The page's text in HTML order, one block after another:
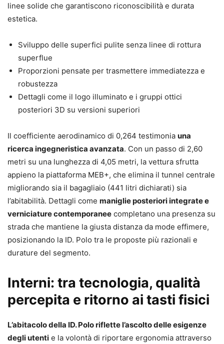
linee solide che garantiscono riconoscibilità e durata
estetica.
Sviluppo delle superfici pulite senza linee di rottura
superflue
Proporzioni pensate per trasmettere immediatezza e
robustezza
Dettagli come il logo illuminato e i gruppi ottici
posteriori 3D su versioni superiori
Il coefficiente aerodinamico di 0,264 testimonia una
ricerca ingegneristica avanzata. Con un passo di 2,60
metri su una lunghezza di 4,05 metri, la vettura sfrutta
appieno la piattaforma MEB+, che elimina il tunnel centrale
migliorando sia il bagagliaio (441 litri dichiarati) sia
l’abitabilità. Dettagli come maniglie posteriori integrate e
verniciature contemporanee completano una presenza su
strada che mantiene la giusta distanza da mode effimere,
posizionando la ID. Polo tra le proposte più razionali e
durature del segmento.
Interni: tra tecnologia, qualità
percepita e ritorno ai tasti fisici
L’abitacolo della ID. Polo riflette l’ascolto delle esigenze
degli utenti e la volontà di riportare ergonomia attraverso